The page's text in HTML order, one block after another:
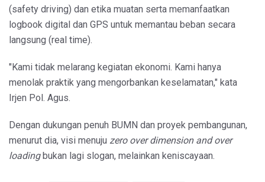
(safety driving) dan etika muatan serta memanfaatkan
logbook digital dan GPS untuk memantau beban secara
langsung (real time).
"Kami tidak melarang kegiatan ekonomi. Kami hanya
menolak praktik yang mengorbankan keselamatan," kata
Irjen Pol. Agus.
Dengan dukungan penuh BUMN dan proyek pembangunan,
menurut dia, visi menuju zero over dimension and over
loadingbukan lagi slogan, melainkan keniscayaan.